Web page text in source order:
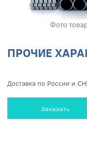
ПРОЧИЕ
Доставка по России и
Заказать